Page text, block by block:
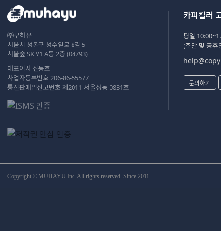
㈜무하유
서울시 성동구 성수일로 8길 5
서울숲 SK V1 A동 2층 (04793)
대표이사 신동호
사업자등록번호 206-86-55577
통신판매업신고번호 제2011-서울성동-0831호
카피킬러
평일
(주말 및 공휴
문의하기
Copyright © MUHAYU Inc. All rights reserved. Since 2011